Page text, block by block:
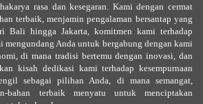
rasa dan kesegaran. Kami dengan cermat
terbaik, menjamin pengalaman bersantap yang
Bali hingga Jakarta, komitmen kami terhadap
mengundang Anda untuk bergabung dengan kami
di mana tradisi bertemu dengan inovasi, dan
kisah dedikasi kami terhadap kesempurnaan
sebagai pilihan Anda, di mana semangat,
bahan terbaik menyatu untuk menciptakan